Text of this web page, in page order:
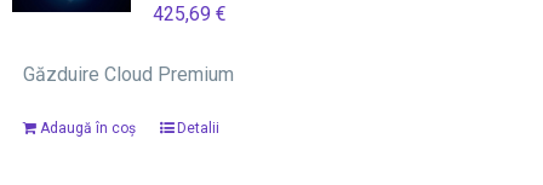
425,69 €
Găzduire Cloud Premium
Adaugă în coș Detalii